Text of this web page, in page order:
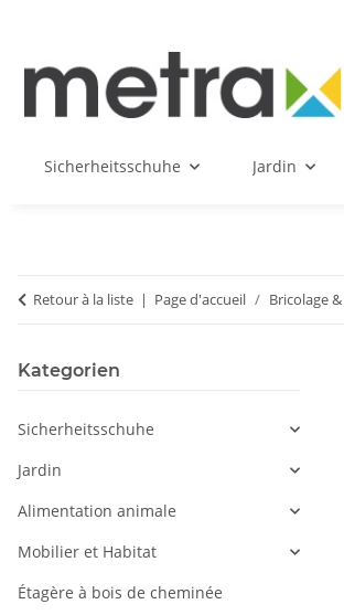
Sicherheitsschuhe Jardin
Retour à la liste Page d'accueil Bricolage
Kategorien
Sicherheitsschuhe
Jardin
Alimentation animale
Mobilier et Habitat
Étagère à bois de cheminée